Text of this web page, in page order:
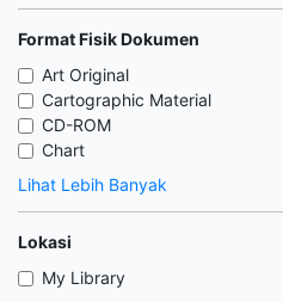
Format Fisik Dokumen
Art Original
Cartographic Material
CD-ROM
Chart
Lihat Lebih Banyak
Lokasi
My Library